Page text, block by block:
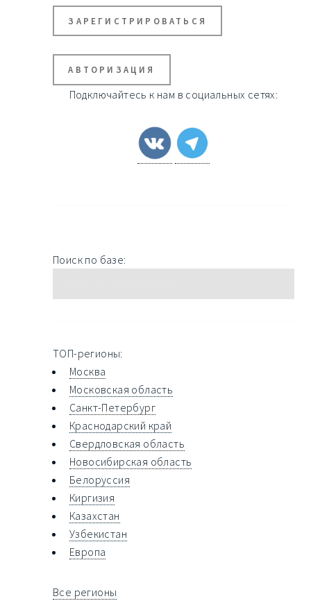
ЗАРЕГИСТРИРОВАТЬСЯ
АВТОРИЗАЦИЯ
Подключайтесь к нам в социальных сетях:
Поиск по базе:
ТОП-регионы:
Москва
Московская область
Санкт-Петербург
Краснодарский край
Свердловская область
Новосибирская область
Белоруссия
Киргизия
Казахстан
Узбекистан
Европа
Все регионы